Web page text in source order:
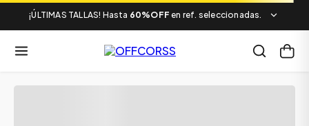
¡ÚLTIMAS TALLAS! Hasta 60%OFF en ref. seleccionadas.